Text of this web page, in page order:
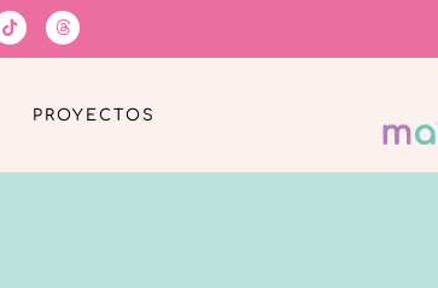
PROYECTOS